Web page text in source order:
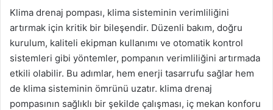
Klima drenaj pompası, klima sisteminin verimliliğini
artırmak için kritik bir bileşendir. Düzenli bakım, doğru
kurulum, kaliteli ekipman kullanımı ve otomatik kontrol
sistemleri gibi yöntemler, pompanın verimliliğini artırmada
etkili olabilir. Bu adımlar, hem enerji tasarrufu sağlar hem
de klima sisteminin ömrünü uzatır. klima drenaj
pompasının sağlıklı bir şekilde çalışması, iç mekan konforu